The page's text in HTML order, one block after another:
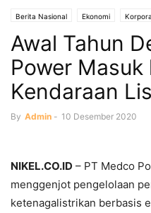
Berita Nasional Ekonomi
Awal Tahun
Power Masuk
Kendaraan
By Admin - 10 Desember 2020
NIKEL.CO.ID – PT Medco
menggenjot pengelolaan
ketenagalistrikan berbasis